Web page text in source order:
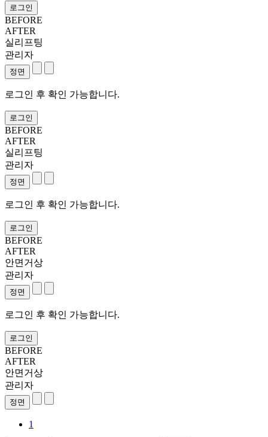
로그인
BEFORE
AFTER
실리프팅
관리자
로그인 후 확인 가능합니다.
로그인
BEFORE
AFTER
실리프팅
관리자
로그인 후 확인 가능합니다.
로그인
BEFORE
AFTER
안면거상
관리자
로그인 후 확인 가능합니다.
로그인
BEFORE
AFTER
안면거상
관리자
1